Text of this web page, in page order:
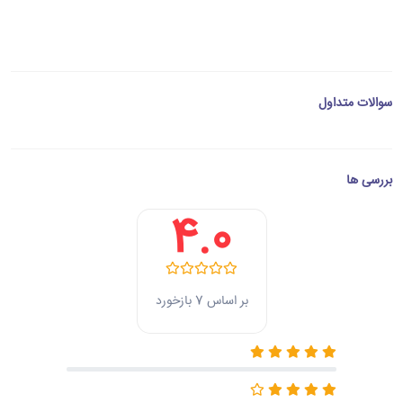
سوالات متداول
بررسی ها
4.0
بر اساس 7 بازخورد